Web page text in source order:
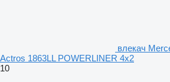
влекач
Actros 1863LL POWERLINER 4x2
10